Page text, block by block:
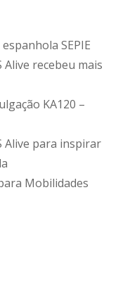
SEPIE
Alive recebeu mais
KA120 –
Alive para inspirar
Mobilidades